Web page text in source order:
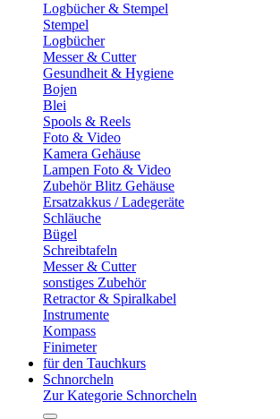
Logbücher & Stempel
Stempel
Logbücher
Messer & Cutter
Gesundheit & Hygiene
Bojen
Blei
Spools & Reels
Foto & Video
Kamera Gehäuse
Lampen Foto & Video
Zubehör Blitz Gehäuse
Ersatzakkus / Ladegeräte
Schläuche
Bügel
Schreibtafeln
Messer & Cutter
sonstiges Zubehör
Retractor & Spiralkabel
Instrumente
Kompass
Finimeter
für den Tauchkurs
Schnorcheln
Zur Kategorie Schnorcheln